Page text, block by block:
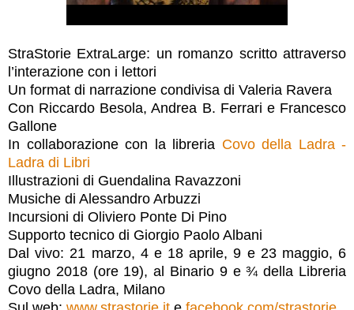
StraStorie ExtraLarge: un romanzo scritto attraverso
l’interazione con i lettori
Un format di narrazione condivisa di Valeria Ravera
Con Riccardo Besola, Andrea B. Ferrari e Francesco
Gallone
In collaborazione con la libreria Covo della Ladra -
Ladra di Libri
Illustrazioni di Guendalina Ravazzoni
Musiche di Alessandro Arbuzzi
Incursioni di Oliviero Ponte Di Pino
Supporto tecnico di Giorgio Paolo Albani
Dal vivo: 21 marzo, 4 e 18 aprile, 9 e 23 maggio, 6
giugno 2018 (ore 19), al Binario 9 e ¾ della Libreria
Covo della Ladra, Milano